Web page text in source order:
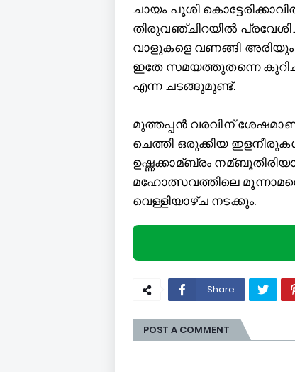
ചായം പൂശി
തിരുവഞ്ചിറയില്‍
വാളുകളെ വണങ്ങി അരിയും
ഇതേ സമയത്തുതന്നെ
എന്ന ചടങ്ങുമുണ്ട്.
മുത്തപ്പൻ വരവിന്
ചെത്തി ഒരുക്കിയ
ഉഷ്ണക്കാമ്ബ്രം
മഹോത്സവത്തിലെ
വെള്ളിയാഴ്ച നടക്കും.
Share
POST A COMMENT